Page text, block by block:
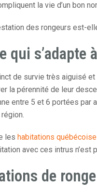
la vie d’un bon
des rongeurs est-
qui s’adapte
de survie très aiguisé
la pérennité de leur
entre 5 et 6 portées
les habitations
avec ces intrus n’est
de